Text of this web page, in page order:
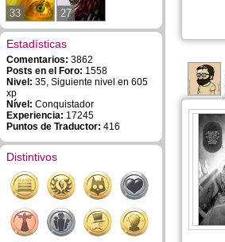
33 27
Estadísticas
Comentarios: 3862
Posts en el Foro: 1558
Nivel: 35, Siguiente nivel en 605
xp
Nível: Conquistador
Experiencia: 17245
Puntos de Traductor: 416
Distintivos